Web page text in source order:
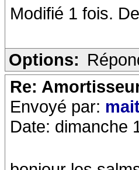
Modifié 1 fois.
Options:
Re:
Envoyé par:
Date: dimanche